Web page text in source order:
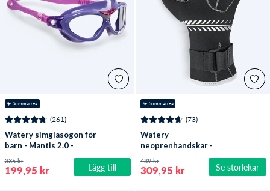
☀️ Sommarrea
Lägg till
(261)
Watery simglasögon för
barn - Mantis 2.0 -
Lila/klar
199,95 kr
335 kr
☀️ Sommarrea
Se storlekar
(73)
Watery
neoprenhandskar -
Reptile (3mm) - Svart
309,95 kr
439 kr